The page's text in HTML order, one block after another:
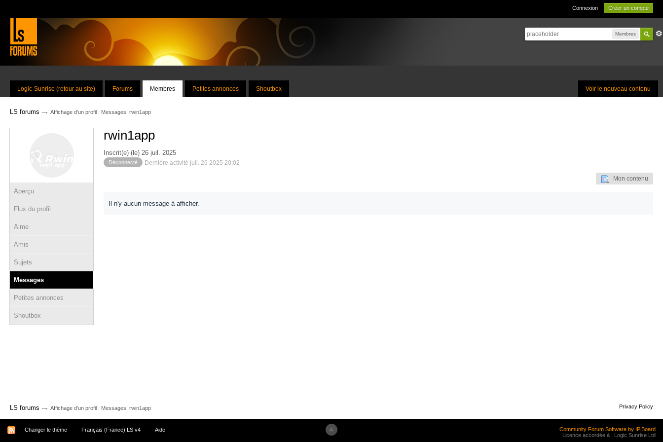
Connexion Créer un compte
Membres
Voir le nouveau contenu
Logic-Sunrise (retour au site) Forums Membres Petites annonces Shoutbox
LS forums → Affichage d'un profil : Messages: rwin1app
Aperçu
Flux du profil
Aime
Amis
Sujets
Messages
Petites annonces
Shoutbox
rwin1app
Inscrit(e) (le) 26 juil. 2025
Déconnecté Dernière activité juil. 26 2025 20:02
Mon contenu
Il n'y aucun message à afficher.
LS forums → Affichage d'un profil : Messages: rwin1app Privacy Policy
Changer le thème Français (France) LS v4 Aide
Community Forum Software by IP.Board
Licence accordée à : Logic Sunrise Ltd